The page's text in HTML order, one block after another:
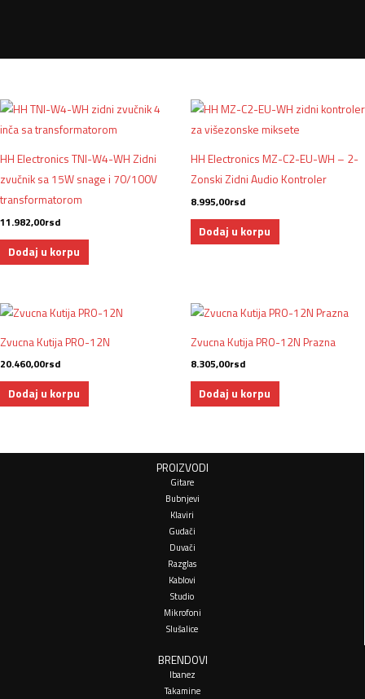
HH Electronics TNI-W4-WH Zidni
zvučnik sa 15W snage i 70/100V
transformatorom
11.982,00rsd
Dodaj u korpu
HH Electronics MZ-C2-EU-WH – 2-
Zonski Zidni Audio Kontroler
8.995,00rsd
Dodaj u korpu
Zvucna Kutija PRO-12N
20.460,00rsd
Dodaj u korpu
Zvucna Kutija PRO-12N Prazna
8.305,00rsd
Dodaj u korpu
PROIZVODI
Gitare
Bubnjevi
Klaviri
Gudači
Duvači
Razglas
Kablovi
Studio
Mikrofoni
Slušalice
BRENDOVI
Ibanez
Takamine